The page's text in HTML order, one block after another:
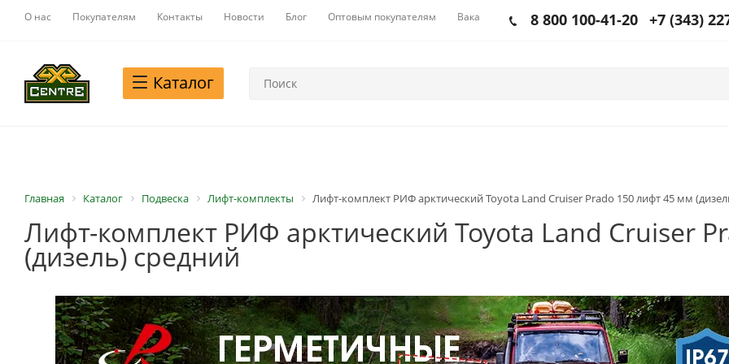
О нас Покупателям Контакты Новости Блог Оптовым покупателям Вакансии 8 800 100-41-20 +7 (343)
Каталог
Главная Каталог Подвеска Лифт-комплекты Лифт-комплект РИФ арктический Toyota Land Cruiser Prado 150 лифт 45 мм
Лифт-комплект РИФ арктический Toyota Land Cruiser
(дизель) средний